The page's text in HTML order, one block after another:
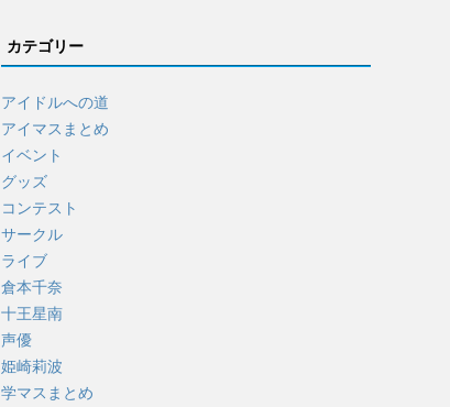
カテゴリー
アイドルへの道
アイマスまとめ
イベント
グッズ
コンテスト
サークル
ライブ
倉本千奈
十王星南
声優
姫崎莉波
学マスまとめ